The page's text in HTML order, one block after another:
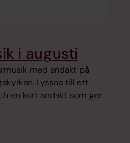
i augusti
med andakt på
Lyssna till ett
en kort andakt som ger